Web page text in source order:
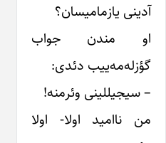
آدینی یازمامیسان؟
او مندن جواب
گؤزله‌مه‌ییب دئدی:
– سیجیللینی وئرمنه!
من ناامید اولا- اولا